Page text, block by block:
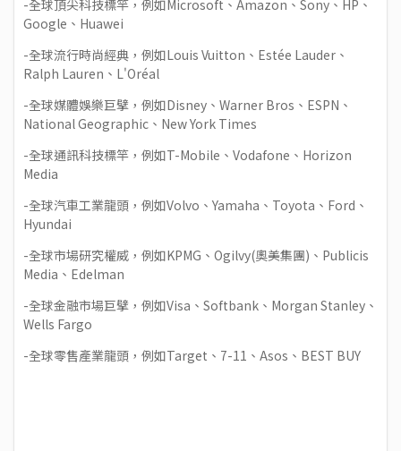
-全球頂尖科技標竿，例如Microsoft、Amazon、Sony、HP、
Google、Huawei
-全球流行時尚經典，例如Louis Vuitton、Estée Lauder、
Ralph Lauren、L'Oréal
-全球媒體娛樂巨擘，例如Disney、Warner Bros、ESPN、
National Geographic、New York Times
-全球通訊科技標竿，例如T-Mobile、Vodafone、Horizon
Media
-全球汽車工業龍頭，例如Volvo、Yamaha、Toyota、Ford、
Hyundai
-全球市場研究權威，例如KPMG、Ogilvy(奧美集團)、Publicis
Media、Edelman
-全球金融市場巨擘，例如Visa、Softbank、Morgan Stanley、
Wells Fargo
-全球零售產業龍頭，例如Target、7-11、Asos、BEST BUY